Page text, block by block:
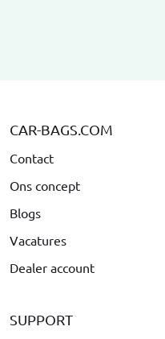
CAR-BAGS.COM
Contact
Ons concept
Blogs
Vacatures
Dealer account
SUPPORT